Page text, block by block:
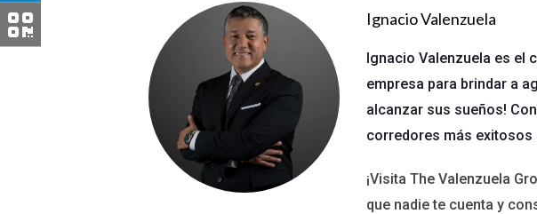
formación, refuerzan la cohesión del equipo y crean lazos más fuertes
Balance Vida-Trabajo
El sector inmobiliario es conocido por su ritmo acelerado y sus
importancia de ofrecer un balance entre la vida laboral y personal.
evitar el agotamiento y promover la satisfacción a largo plazo. Las
un compromiso con el bienestar de su equipo.
Ignacio Valenzuela
Ignacio Valenzuela es el
empresa para brindar a
alcanzar sus sueños!
corredores más exitosos
¡Visita The Valenzuela
que nadie te cuenta y